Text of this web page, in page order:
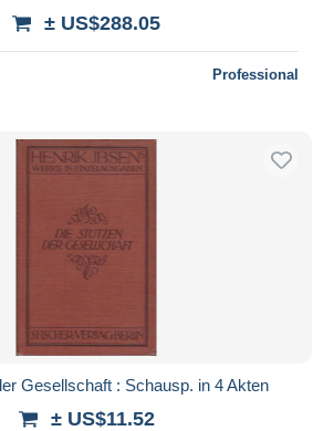
± US$288.05
Professional
Gesellschaft : Schausp. in 4 Akten
± US$11.52